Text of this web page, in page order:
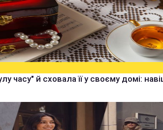
часу" й сховала її у своєму домі: